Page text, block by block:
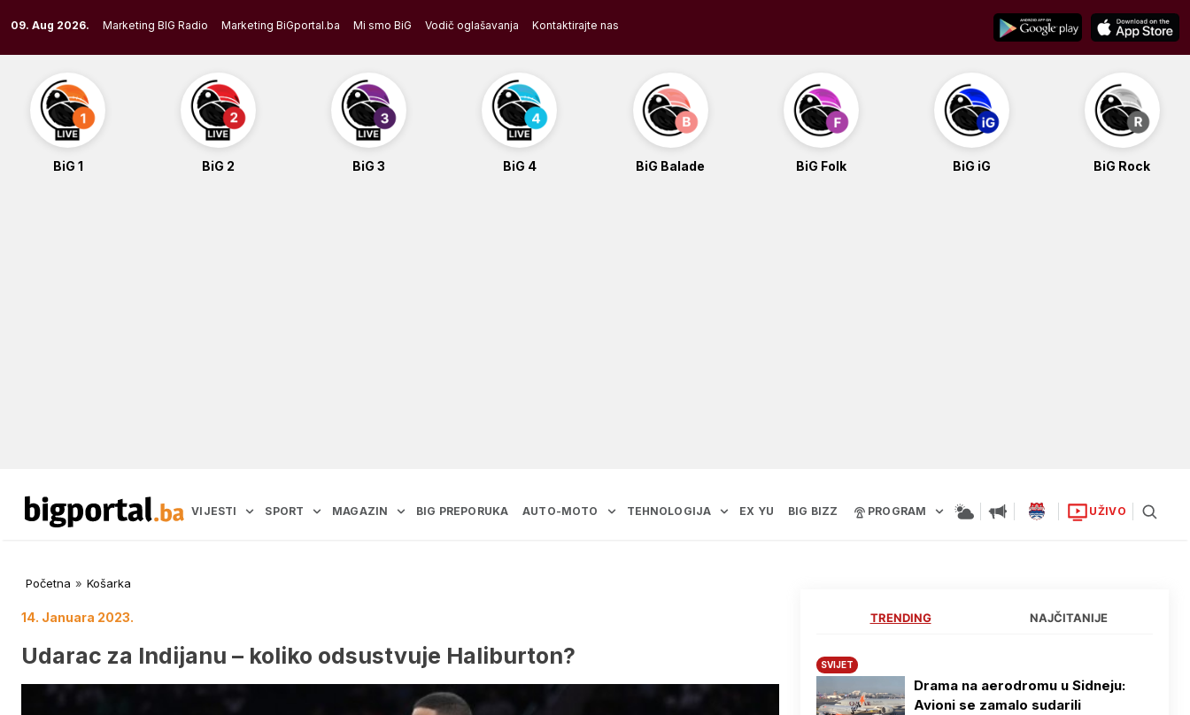
to
content
09. Aug 2026. Marketing BIG Radio Marketing BiGportal.ba Mi smo BiG Vodič oglašavanja Kontaktirajte nas
BiG 1 BiG 2 BiG 3 BiG 4 BiG Balade BiG Folk BiG iG BiG Rock
VIJESTI SPORT MAGAZIN BIG PREPORUKA AUTO-MOTO TEHNOLOGIJA EX YU BIG BIZZ PROGRAM UŽIVO
Početna » Košarka
14. Januara 2023.
Udarac za Indijanu – koliko odsustvuje Haliburton?
TRENDING NAJČITANIJE
SVIJET
Drama na aerodromu u Sidneju:
Avioni se zamalo sudarili